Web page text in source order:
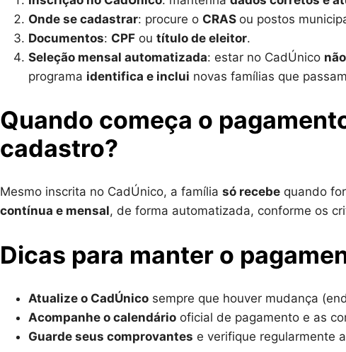
Onde se cadastrar: procure o CRAS ou postos
Documentos: CPF ou título de eleitor.
Seleção mensal automatizada: estar no CadÚnico
programa identifica e inclui novas famílias que
Quando começa o
cadastro?
Mesmo inscrita no CadÚnico, a família só recebe quando for
contínua e mensal, de forma automatizada, conforme os
Dicas para manter o
Atualize o CadÚnico sempre que houver mudança
Acompanhe o calendário oficial de pagamento e as
Guarde seus comprovantes e verifique regularmente